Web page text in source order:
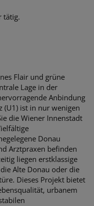
tätig.
Flair und grüne
Lage in der
Anbindung
(U1) ist in nur wenigen
die Wiener Innenstadt
Donau
Arztpraxen befinden
liegen erstklassige
Alte Donau oder die
Dieses Projekt bietet
urbanem